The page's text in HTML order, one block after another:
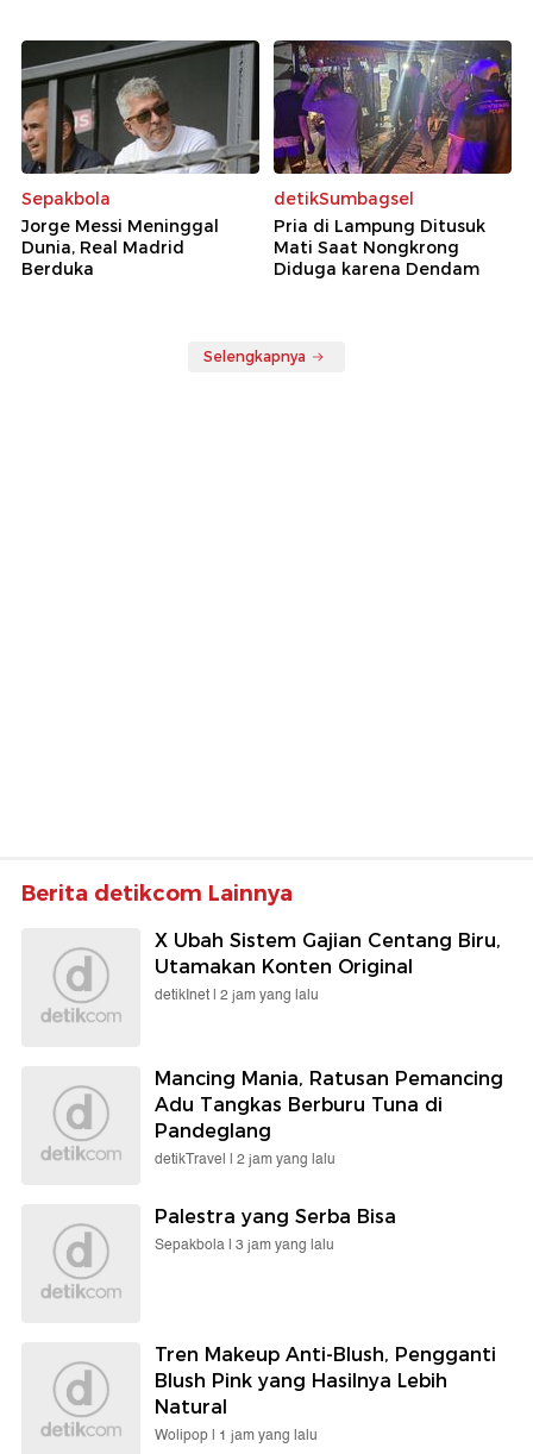
Sepakbola
Jorge Messi Meninggal
Dunia, Real Madrid
Berduka
detikSumbagsel
Pria di Lampung Ditusuk
Mati Saat Nongkrong
Diduga karena Dendam
Selengkapnya
Berita detikcom Lainnya
X Ubah Sistem Gajian Centang Biru,
Utamakan Konten Original
detikInet | 2 jam yang lalu
Mancing Mania, Ratusan Pemancing
Adu Tangkas Berburu Tuna di
Pandeglang
detikTravel | 2 jam yang lalu
Palestra yang Serba Bisa
Sepakbola | 3 jam yang lalu
Tren Makeup Anti-Blush, Pengganti
Blush Pink yang Hasilnya Lebih
Natural
Wolipop | 1 jam yang lalu